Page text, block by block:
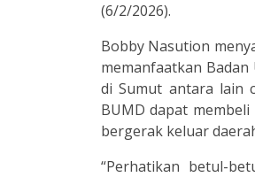
(6/2/2026).
Bobby Nasution
memanfaatkan
di Sumut antara lain
BUMD dapat
bergerak keluar
“Perhatikan betul-